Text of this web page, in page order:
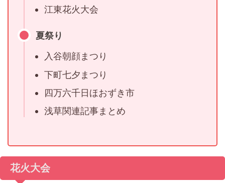
江東花火大会
夏祭り
入谷朝顔まつり
下町七夕まつり
四万六千日ほおずき市
浅草関連記事まとめ
花火大会